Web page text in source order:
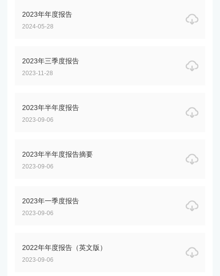
2024-05-28
2023年年度报告
2023-11-28
2023年三季度报告
2023-09-06
2023年半年度报告
2023-09-06
2023年半年度报告摘要
2023-09-06
2023年一季度报告
2023-09-06
2022年年度报告（英文版）